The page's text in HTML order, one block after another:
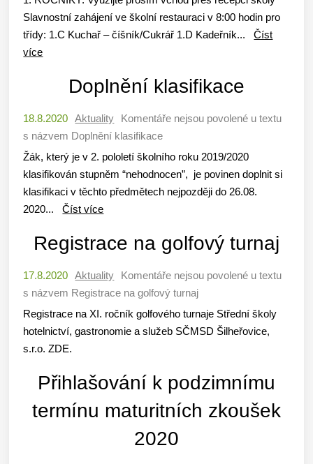
Slavnostní zahájení ve školní restauraci v 8:00 hodin pro
třídy: 1.C Kuchař – číšník/Cukrář 1.D Kadeřník...Číst
více
Doplnění klasifikace
18.8.2020 Aktuality Komentáře nejsou povolené u textu
s názvem Doplnění klasifikace
Žák, který je v 2. pololetí školního roku 2019/2020
klasifikován stupněm “nehodnocen”, je povinen doplnit si
klasifikaci v těchto předmětech nejpozději do 26.08.
2020...Číst více
Registrace na golfový turnaj
17.8.2020 Aktuality Komentáře nejsou povolené u textu
s názvem Registrace na golfový turnaj
Registrace na XI. ročník golfového turnaje Střední školy
hotelnictví, gastronomie a služeb SČMSD Šilheřovice,
s.r.o. ZDE.
Přihlašování k podzimnímu
termínu maturitních zkoušek
2020